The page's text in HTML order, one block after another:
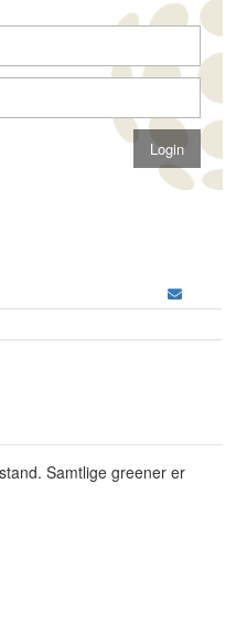
Samtlige greener er